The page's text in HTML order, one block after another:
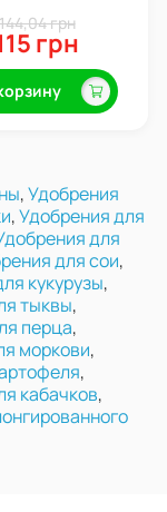
грн
144,04 грн
,Удобрения
,Удобрения для
для
для сои,
кукурузы,
тыквы,
перца,
моркови,
,
кабачков,